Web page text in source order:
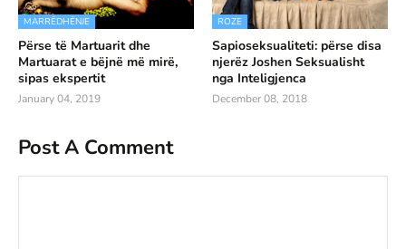
MARRËDHËNJE
Përse të Martuarit dhe
Martuarat e bëjnë më mirë,
sipas ekspertit
January 04, 2019
ROZE
Sapioseksualiteti: përse disa
njerëz Joshen Seksualisht
nga Inteligjenca
December 08, 2018
Post A Comment